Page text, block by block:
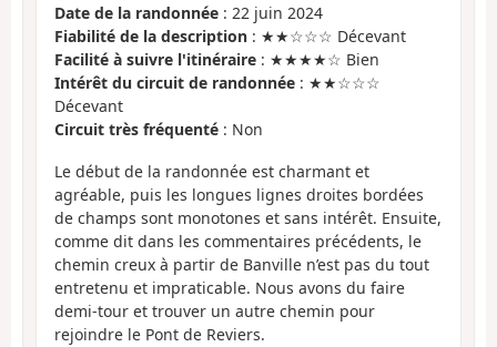
Date de la randonnée : 22 juin 2024
Fiabilité de la description : ★★☆☆☆ Décevant
Facilité à suivre l'itinéraire : ★★★★☆ Bien
Intérêt du circuit de randonnée : ★★☆☆☆
Décevant
Circuit très fréquenté : Non
Le début de la randonnée est charmant et
agréable, puis les longues lignes droites bordées
de champs sont monotones et sans intérêt. Ensuite,
comme dit dans les commentaires précédents, le
chemin creux à partir de Banville n’est pas du tout
entretenu et impraticable. Nous avons du faire
demi-tour et trouver un autre chemin pour
rejoindre le Pont de Reviers.